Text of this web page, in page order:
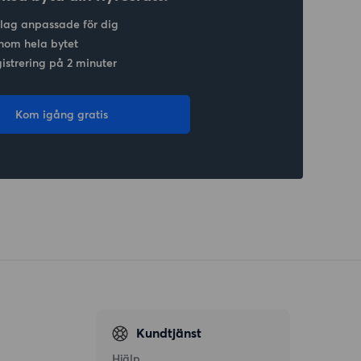
anpassade för dig
hela bytet
på 2 minuter
Kom igång gratis
Kundtjänst